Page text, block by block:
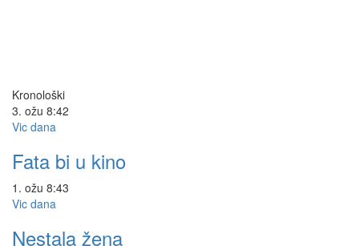
Kronološki
3. ožu 8:42
Vic dana
Fata bi u kino
1. ožu 8:43
Vic dana
Nestala žena